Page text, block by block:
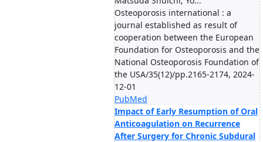
Osteoporosis international : a
journal established as result of
cooperation between the European
Foundation for Osteoporosis and the
National Osteoporosis Foundation of
the USA/35(12)/pp.2165-2174, 2024-
12-01
PubMed
Impact of Early Resumption of Oral
Anticoagulation on Recurrence
After Surgery for Chronic Subdural